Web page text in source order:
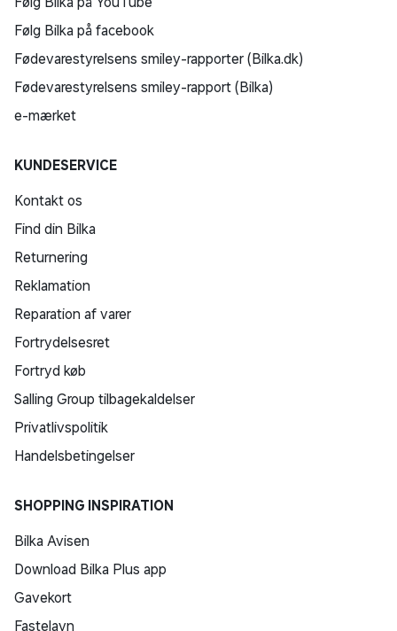
Følg Bilka på facebook
Fødevarestyrelsens smiley-rapporter (Bilka.dk)
Fødevarestyrelsens smiley-rapport (Bilka)
e-mærket
KUNDESERVICE
Kontakt os
Find din Bilka
Returnering
Reklamation
Reparation af varer
Fortrydelsesret
Fortryd køb
Salling Group tilbagekaldelser
Privatlivspolitik
Handelsbetingelser
SHOPPING INSPIRATION
Bilka Avisen
Download Bilka Plus app
Gavekort
Fastelavn